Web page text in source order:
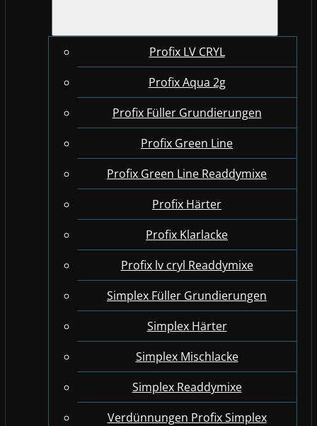
Profix LV CRYL
Profix Aqua 2g
Profix Füller Grundierungen
Profix Green Line
Profix Green Line Readdymixe
Profix Härter
Profix Klarlacke
Profix lv cryl Readdymixe
Simplex Füller Grundierungen
Simplex Härter
Simplex Mischlacke
Simplex Readdymixe
Verdünnungen Profix Simplex